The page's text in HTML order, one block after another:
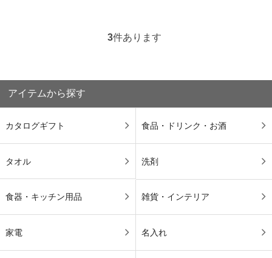
3件あります
アイテムから探す
カタログギフト 食品・ドリンク・お酒
タオル 洗剤
食器・キッチン用品 雑貨・インテリア
家電 名入れ